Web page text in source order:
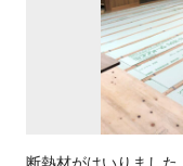
断熱材がはいりました。